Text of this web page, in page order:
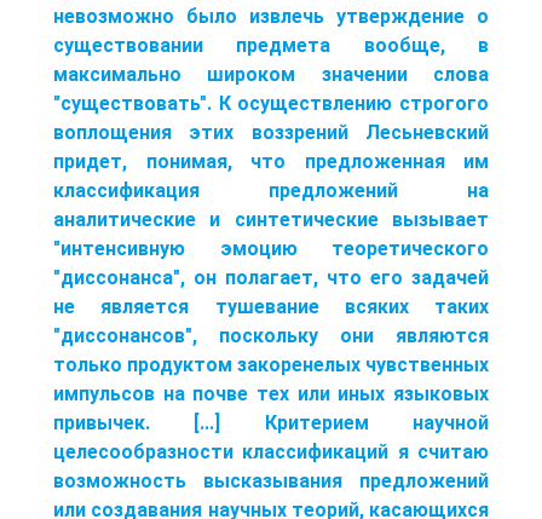
невозможно было извлечь утверждение о
существовании предмета вообще, в
максимально широком значении слова
"существовать". К осуществлению строгого
воплощения этих воззрений Лесьневский
придет, понимая, что предложенная им
классификация предложений на
аналитические и синтетические вызывает
"интенсивную эмоцию теоретического
"диссонанса", он полагает, что его задачей
не является тушевание всяких таких
"диссонансов", поскольку они являются
только продуктом закоренелых чувственных
импульсов на почве тех или иных языковых
привычек. [...] Критерием научной
целесообразности классификаций я считаю
возможность высказывания предложений
или создавания научных теорий, касающихся